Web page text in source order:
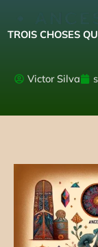
au
TROIS CHOSES
Victor Silva